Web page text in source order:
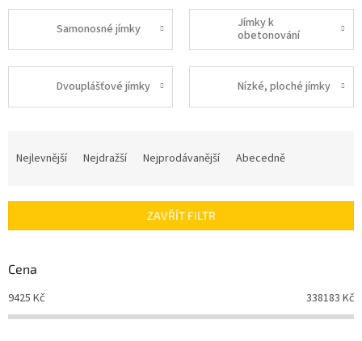
Samonosné jímky
Jímky k
obetonování
Dvouplášťové jímky Nízké, ploché jímky
í
r
o
d
u
Nejlevnější Nejdražší Nejprodávanější Abecedně
ZAVŘÍT FILTR
Cena
9425 Kč 338183 Kč